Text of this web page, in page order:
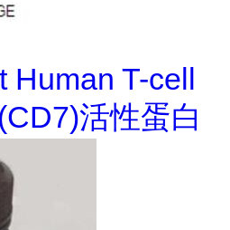
Human T-cell
活性蛋白